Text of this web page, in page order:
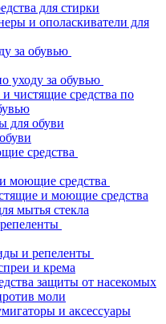
для стирки
и ополаскиватели для
за обувью
уходу за обувью
чистящие средства по
для обуви
средства
моющие средства
и моющие средства
мытья стекла
и репеленты
и крема
защиты от насекомых
моли
и аксессуары